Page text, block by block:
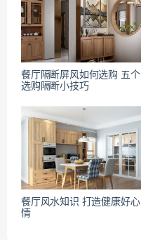
餐厅隔断屏风如何选购 五个
选购隔断小技巧
餐厅风水知识 打造健康好心
情